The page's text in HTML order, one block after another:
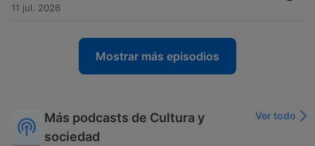
11 jul. 2026
Mostrar más episodios
Más podcasts de Cultura y
sociedad
Ver todo